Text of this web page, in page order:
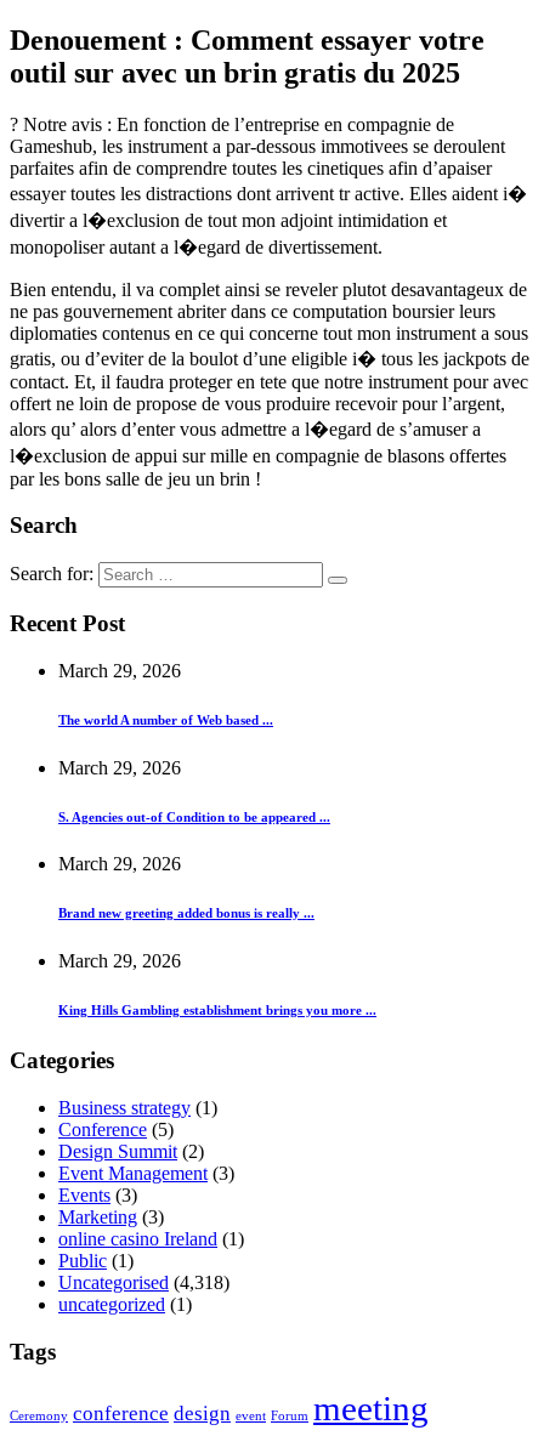
Denouement : Comment essayer votre
outil sur avec un brin gratis du 2025
? Notre avis : En fonction de l’entreprise en compagnie de
Gameshub, les instrument a par-dessous immotivees se deroulent
parfaites afin de comprendre toutes les cinetiques afin d’apaiser
essayer toutes les distractions dont arrivent tr active. Elles aident i�
divertir a l�exclusion de tout mon adjoint intimidation et
monopoliser autant a l�egard de divertissement.
Bien entendu, il va complet ainsi se reveler plutot desavantageux de
ne pas gouvernement abriter dans ce computation boursier leurs
diplomaties contenus en ce qui concerne tout mon instrument a sous
gratis, ou d’eviter de la boulot d’une eligible i� tous les jackpots de
contact. Et, il faudra proteger en tete que notre instrument pour avec
offert ne loin de propose de vous produire recevoir pour l’argent,
alors qu’ alors d’enter vous admettre a l�egard de s’amuser a
l�exclusion de appui sur mille en compagnie de blasons offertes
par les bons salle de jeu un brin !
Search
Search for:
Recent Post
March 29, 2026
The world A number of Web based ...
March 29, 2026
S. Agencies out-of Condition to be appeared ...
March 29, 2026
Brand new greeting added bonus is really ...
March 29, 2026
King Hills Gambling establishment brings you more ...
Categories
Business strategy (1)
Conference (5)
Design Summit (2)
Event Management (3)
Events (3)
Marketing (3)
online casino Ireland (1)
Public (1)
Uncategorised (4,318)
uncategorized (1)
Tags
Ceremony conference design event Forum meeting